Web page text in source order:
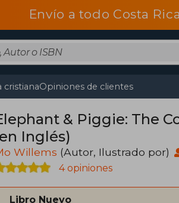
Envío a todo Costa
cristianaOpiniones de clientes
& Piggie: The
Inglés)
Willems (Autor, Ilustrado por)
4 opiniones
Libro Nuevo